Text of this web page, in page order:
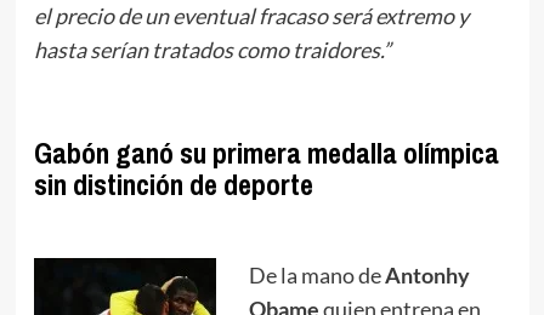
el precio de un eventual fracaso será extremo y
hasta serían tratados como traidores.”
Gabón ganó su primera medalla olímpica
sin distinción de deporte
De la mano deAntonhy
Obamequien entrena en